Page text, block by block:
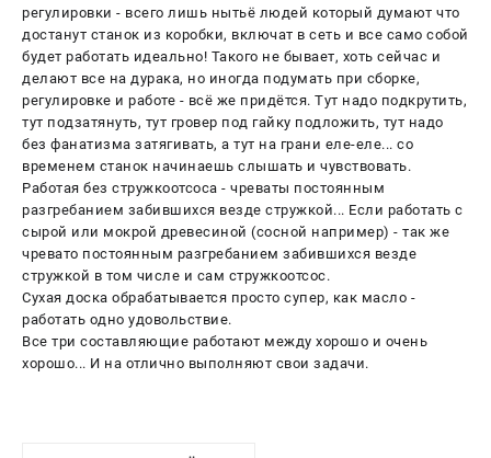
регулировки - всего лишь нытьё людей который думают что
достанут станок из коробки, включат в сеть и все само собой
будет работать идеально! Такого не бывает, хоть сейчас и
делают все на дурака, но иногда подумать при сборке,
регулировке и работе - всё же придётся. Тут надо подкрутить,
тут подзатянуть, тут гровер под гайку подложить, тут надо
без фанатизма затягивать, а тут на грани еле-еле... со
временем станок начинаешь слышать и чувствовать.
Работая без стружкоотсоса - чреваты постоянным
разгребанием забившихся везде стружкой... Если работать с
сырой или мокрой древесиной (сосной например) - так же
чревато постоянным разгребанием забившихся везде
стружкой в том числе и сам стружкоотсос.
Сухая доска обрабатывается просто супер, как масло -
работать одно удовольствие.
Все три составляющие работают между хорошо и очень
хорошо... И на отлично выполняют свои задачи.